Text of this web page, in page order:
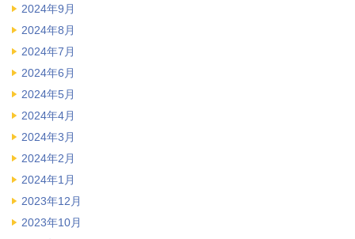
2024年9月
2024年8月
2024年7月
2024年6月
2024年5月
2024年4月
2024年3月
2024年2月
2024年1月
2023年12月
2023年10月